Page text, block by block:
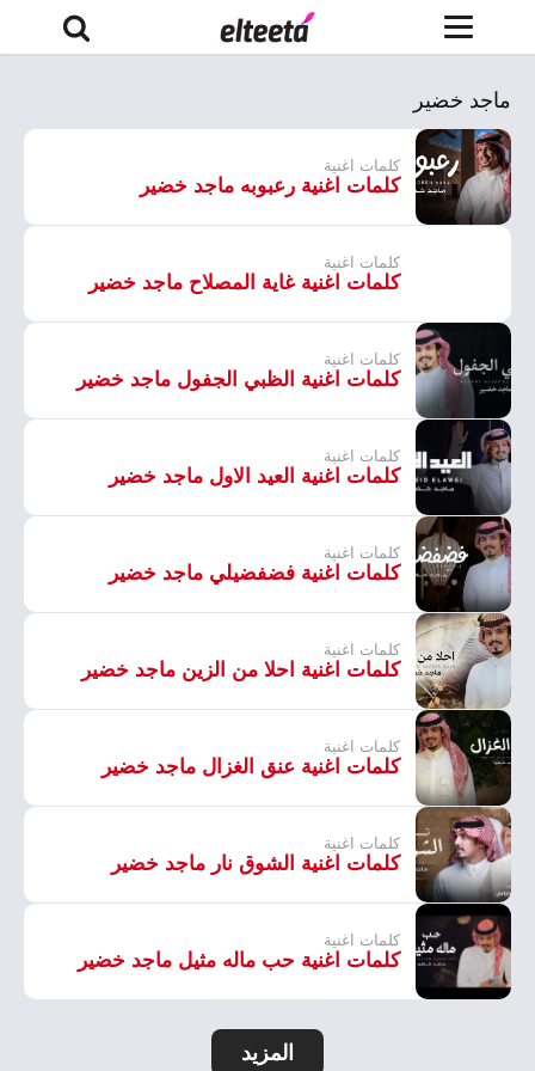
ماجد خضير
كلمات اغنية
كلمات اغنية رعبوبه ماجد خضير
كلمات اغنية
كلمات اغنية غاية المصلاح ماجد خضير
كلمات اغنية
كلمات اغنية الظبي الجفول ماجد خضير
كلمات اغنية
كلمات اغنية العيد الاول ماجد خضير
كلمات اغنية
كلمات اغنية فضفضيلي ماجد خضير
كلمات اغنية
كلمات اغنية احلا من الزين ماجد خضير
كلمات اغنية
كلمات اغنية عنق الغزال ماجد خضير
كلمات اغنية
كلمات اغنية الشوق نار ماجد خضير
كلمات اغنية
كلمات اغنية حب ماله مثيل ماجد خضير
المزيد